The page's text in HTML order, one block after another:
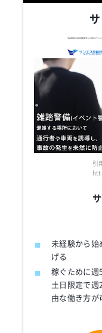
引
未経験から
げる
稼ぐために週
土日限定で
由な働き方が